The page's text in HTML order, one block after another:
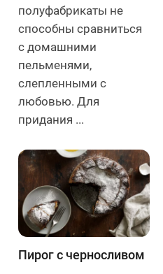
полуфабрикаты не
способны сравниться
с домашними
пельменями,
слепленными с
любовью. Для
придания ...
Пирог с черносливом